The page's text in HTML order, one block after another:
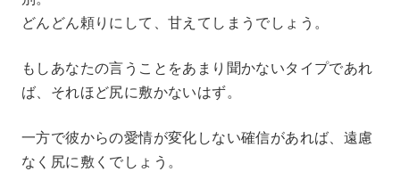
どんどん頼りにして、甘えてしまうでしょう。
もしあなたの言うことをあまり聞かないタイプであれ
ば、それほど尻に敷かないはず。
一方で彼からの愛情が変化しない確信があれば、遠慮
なく尻に敷くでしょう。